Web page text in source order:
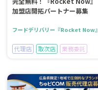
加盟店開拓パートナー募集
フードデリバリー『Rocket Now』
代理店 取次店 業務委託